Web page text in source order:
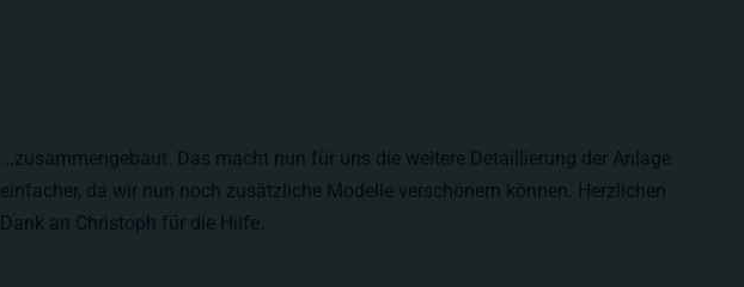
...zusammengebaut. Das macht nun für uns die weitere Detaillierung der Anlage
einfacher, da wir nun noch zusätzliche Modelle verschönern können. Herzlichen
Dank an Christoph für die Hilfe.